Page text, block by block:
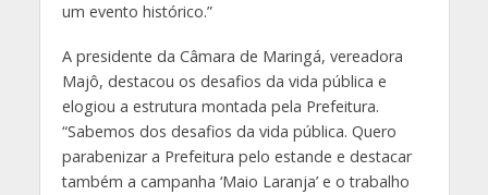
um evento histórico.”
A presidente da Câmara de Maringá, vereadora
Majô, destacou os desafios da vida pública e
elogiou a estrutura montada pela Prefeitura.
“Sabemos dos desafios da vida pública. Quero
parabenizar a Prefeitura pelo estande e destacar
também a campanha ‘Maio Laranja’ e o trabalho